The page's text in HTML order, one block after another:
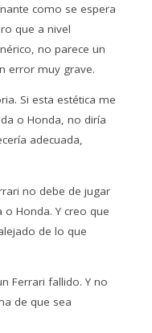
como se espera
que a nivel
no parece un
error muy grave.
Si esta estética me
o Honda, no diría
adecuada,
no debe de jugar
Honda. Y creo que
de lo que
Ferrari fallido. Y no
de que sea